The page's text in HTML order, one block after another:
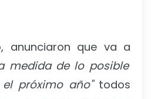
anunciaron que va a
medida de lo posible
próximo año"todos